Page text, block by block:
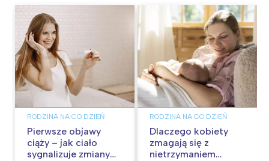
RODZINA NA CO DZIEŃ
Pierwsze objawy
ciąży – jak ciało
sygnalizuje zmiany
RODZINA NA CO DZIEŃ
Dlaczego kobiety
zmagają się z
nietrzymaniem